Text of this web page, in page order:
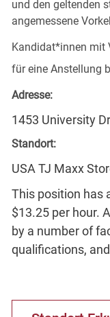
und den geltenden
angemessene
Kandidat*innen mit
für eine Anstellung
Adresse:
1453 University Dr
Standort:
USA TJ Maxx
This position has
$13.25 per hour.
by a number of
qualifications,